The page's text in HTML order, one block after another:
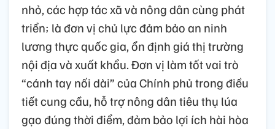
nhỏ, các hợp tác xã và nông dân cùng phát
triển; là đơn vị chủ lực đảm bảo an ninh
lương thực quốc gia, ổn định giá thị trường
nội địa và xuất khẩu. Đơn vị làm tốt vai trò
“cánh tay nối dài” của Chính phủ trong điều
tiết cung cầu, hỗ trợ nông dân tiêu thụ lúa
gạo đúng thời điểm, đảm bảo lợi ích hài hòa